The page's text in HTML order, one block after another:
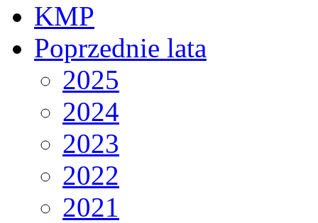
KMP
Poprzednie lata
2025
2024
2023
2022
2021